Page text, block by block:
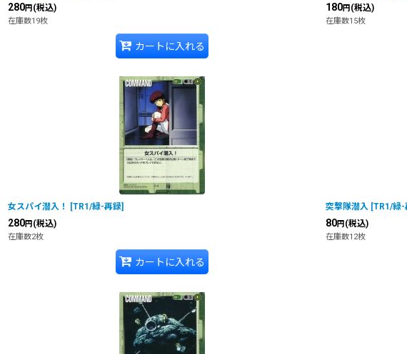
280円 (税込)
在庫数19枚
カートに入れる
180円 (税込)
在庫数15枚
女スパイ潜入！ [TR1/緑-再録]
280円 (税込)
在庫数2枚
カートに入れる
突撃隊潜入 [TR1/緑-
80円 (税込)
在庫数12枚